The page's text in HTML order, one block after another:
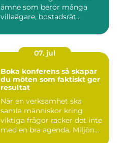
ämne som berör många
villaägare, bostadsrät...
07. jul
Boka konferens så skapar
du möten som faktiskt ger
resultat
När en verksamhet ska
samla människor kring
viktiga frågor räcker det inte
med en bra agenda. Miljön...